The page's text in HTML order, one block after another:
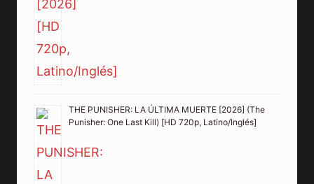
THE PUNISHER: LA ÚLTIMA MUERTE [2026] (The
Punisher: One Last Kill) [HD 720p, Latino/Inglés]